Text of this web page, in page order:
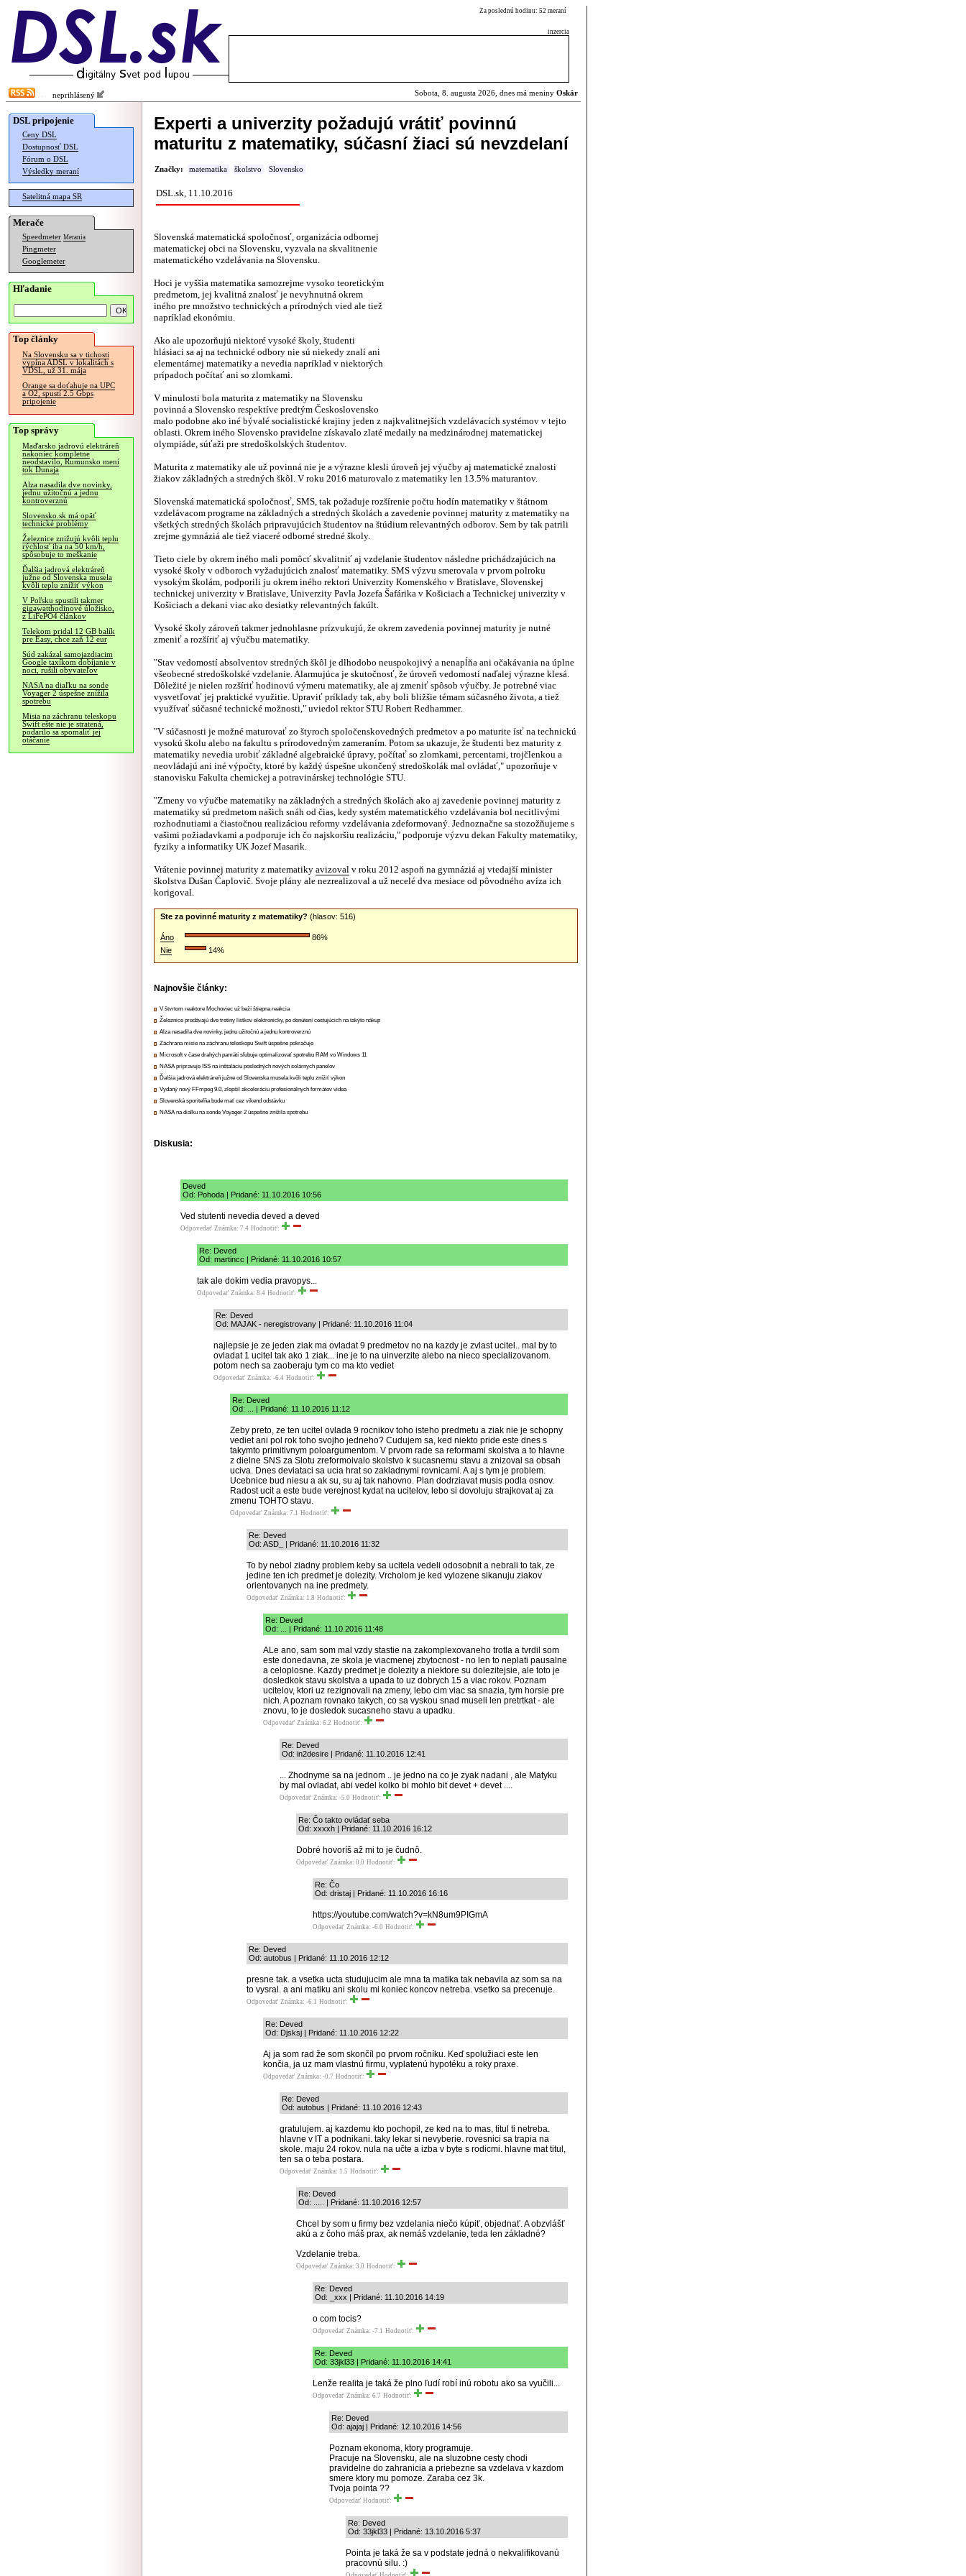
Za poslednú hodinu: 52 meraní
inzercia
neprihlásený Sobota, 8. augusta 2026, dnes má meniny Oskár
DSL pripojenie
Ceny DSL
Dostupnosť DSL
Fórum o DSL
Výsledky meraní
Satelitná mapa SR
Merače
Speedmeter Merania
Pingmeter
Googlemeter
Hľadanie
Top články
Na Slovensku sa v tichosti
vypína ADSL v lokalitách s
VDSL, už 31. mája
Orange sa doťahuje na UPC
a O2, spustí 2.5 Gbps
pripojenie
Top správy
Maďarsko jadrovú elektráreň
nakoniec kompletne
neodstavilo, Rumunsko mení
tok Dunaja
Alza nasadila dve novinky,
jednu užitočnú a jednu
kontroverznú
Slovensko.sk má opäť
technické problémy
Železnice znižujú kvôli teplu
rýchlosť iba na 50 km/h,
spôsobuje to meškanie
Ďalšia jadrová elektráreň
južne od Slovenska musela
kvôli teplu znížiť výkon
V Poľsku spustili takmer
gigawatthodinové úložisko,
z LiFePO4 článkov
Telekom pridal 12 GB balík
pre Easy, chce zaň 12 eur
Súd zakázal samojazdiacim
Google taxíkom dobíjanie v
noci, rušili obyvateľov
NASA na diaľku na sonde
Voyager 2 úspešne znížila
spotrebu
Misia na záchranu teleskopu
Swift ešte nie je stratená,
podarilo sa spomaliť jej
otáčanie
Experti a univerzity požadujú vrátiť povinnú
maturitu z matematiky, súčasní žiaci sú nevzdelaní
Značky: matematika školstvo Slovensko
DSL.sk, 11.10.2016
Slovenská matematická spoločnosť, organizácia odbornej
matematickej obci na Slovensku, vyzvala na skvalitnenie
matematického vzdelávania na Slovensku.
Hoci je vyššia matematika samozrejme vysoko teoretickým
predmetom, jej kvalitná znalosť je nevyhnutná okrem
iného pre množstvo technických a prírodných vied ale tiež
napríklad ekonómiu.
Ako ale upozorňujú niektoré vysoké školy, študenti
hlásiaci sa aj na technické odbory nie sú niekedy znalí ani
elementárnej matematiky a nevedia napríklad v niektorých
prípadoch počítať ani so zlomkami.
V minulosti bola maturita z matematiky na Slovensku
povinná a Slovensko respektíve predtým Československo
malo podobne ako iné bývalé socialistické krajiny jeden z najkvalitnejších vzdelávacích systémov v tejto
oblasti. Okrem iného Slovensko pravidelne získavalo zlaté medaily na medzinárodnej matematickej
olympiáde, súťaži pre stredoškolských študentov.
Maturita z matematiky ale už povinná nie je a výrazne klesli úroveň jej výučby aj matematické znalosti
žiakov základných a stredných škôl. V roku 2016 maturovalo z matematiky len 13.5% maturantov.
Slovenská matematická spoločnosť, SMS, tak požaduje rozšírenie počtu hodín matematiky v štátnom
vzdelávacom programe na základných a stredných školách a zavedenie povinnej maturity z matematiky na
všetkých stredných školách pripravujúcich študentov na štúdium relevantných odborov. Sem by tak patrili
zrejme gymnáziá ale tiež viaceré odborné stredné školy.
Tieto ciele by okrem iného mali pomôcť skvalitniť aj vzdelanie študentov následne prichádzajúcich na
vysoké školy v odboroch vyžadujúcich znalosť matematiky. SMS výzvu smerovala v prvom polroku
vysokým školám, podporili ju okrem iného rektori Univerzity Komenského v Bratislave, Slovenskej
technickej univerzity v Bratislave, Univerzity Pavla Jozefa Šafárika v Košiciach a Technickej univerzity v
Košiciach a dekani viac ako desiatky relevantných fakúlt.
Vysoké školy zároveň takmer jednohlasne prízvukujú, že okrem zavedenia povinnej maturity je nutné
zmeniť a rozšíriť aj výučbu matematiky.
"Stav vedomostí absolventov stredných škôl je dlhodobo neuspokojivý a nenapĺňa ani očakávania na úplne
všeobecné stredoškolské vzdelanie. Alarmujúca je skutočnosť, že úroveň vedomostí naďalej výrazne klesá.
Dôležité je nielen rozšíriť hodinovú výmeru matematiky, ale aj zmeniť spôsob výučby. Je potrebné viac
vysvetľovať jej praktické využitie. Upraviť príklady tak, aby boli bližšie témam súčasného života, a tiež
využívať súčasné technické možnosti," uviedol rektor STU Robert Redhammer.
"V súčasnosti je možné maturovať zo štyroch spoločenskovedných predmetov a po maturite ísť na technickú
vysokú školu alebo na fakultu s prírodovedným zameraním. Potom sa ukazuje, že študenti bez maturity z
matematiky nevedia urobiť základné algebraické úpravy, počítať so zlomkami, percentami, trojčlenkou a
neovládajú ani iné výpočty, ktoré by každý úspešne ukončený stredoškolák mal ovládať," upozorňuje v
stanovisku Fakulta chemickej a potravinárskej technológie STU.
"Zmeny vo výučbe matematiky na základných a stredných školách ako aj zavedenie povinnej maturity z
matematiky sú predmetom našich snáh od čias, kedy systém matematického vzdelávania bol necitlivými
rozhodnutiami a čiastočnou realizáciou reformy vzdelávania zdeformovaný. Jednoznačne sa stozožňujeme s
vašimi požiadavkami a podporuje ich čo najskoršiu realizáciu," podporuje výzvu dekan Fakulty matematiky,
fyziky a informatiky UK Jozef Masarik.
Vrátenie povinnej maturity z matematiky avizoval v roku 2012 aspoň na gymnáziá aj vtedajší minister
školstva Dušan Čaplovič. Svoje plány ale nezrealizoval a už necelé dva mesiace od pôvodného avíza ich
korigoval.
Ste za povinné maturity z matematiky? (hlasov: 516)
Áno
86%
Nie
14%
Najnovšie články:
V štvrtom reaktore Mochoviec už beží štiepna reakcia
Železnice predávajú dve tretiny lístkov elektronicky, po donútení cestujúcich na takýto nákup
Alza nasadila dve novinky, jednu užitočnú a jednu kontroverznú
Záchrana misie na záchranu teleskopu Swift úspešne pokračuje
Microsoft v čase drahých pamätí sľubuje optimalizovať spotrebu RAM vo Windows 11
NASA pripravuje ISS na inštaláciu posledných nových solárnych panelov
Ďalšia jadrová elektráreň južne od Slovenska musela kvôli teplu znížiť výkon
Vydaný nový FFmpeg 9.0, zlepšil akceleráciu profesionálnych formátov videa
Slovenská sporiteľňa bude mať cez víkend odstávku
NASA na diaľku na sonde Voyager 2 úspešne znížila spotrebu
Diskusia:
Deved
Od: Pohoda | Pridané: 11.10.2016 10:56
Ved stutenti nevedia deved a deved
Odpovedať Známka: 7.4 Hodnotiť:
Re: Deved
Od: martincc | Pridané: 11.10.2016 10:57
tak ale dokim vedia pravopys...
Odpovedať Známka: 8.4 Hodnotiť:
Re: Deved
Od: MAJAK - neregistrovany | Pridané: 11.10.2016 11:04
najlepsie je ze jeden ziak ma ovladat 9 predmetov no na kazdy je zvlast ucitel.. mal by to
ovladat 1 ucitel tak ako 1 ziak... ine je to na uinverzite alebo na nieco specializovanom.
potom nech sa zaoberaju tym co ma kto vediet
Odpovedať Známka: -6.4 Hodnotiť:
Re: Deved
Od: ... | Pridané: 11.10.2016 11:12
Zeby preto, ze ten ucitel ovlada 9 rocnikov toho isteho predmetu a ziak nie je schopny
vediet ani pol rok toho svojho jedneho? Cudujem sa, ked niekto pride este dnes s
takymto primitivnym poloargumentom. V prvom rade sa reformami skolstva a to hlavne
z dielne SNS za Slotu zreformoivalo skolstvo k sucasnemu stavu a znizoval sa obsah
uciva. Dnes deviataci sa ucia hrat so zakladnymi rovnicami. A aj s tym je problem.
Ucebnice bud niesu a ak su, su aj tak nahovno. Plan dodrziavat musis podla osnov.
Radost ucit a este bude verejnost kydat na ucitelov, lebo si dovoluju strajkovat aj za
zmenu TOHTO stavu.
Odpovedať Známka: 7.1 Hodnotiť:
Re: Deved
Od: ASD_ | Pridané: 11.10.2016 11:32
To by nebol ziadny problem keby sa ucitela vedeli odosobnit a nebrali to tak, ze
jedine ten ich predmet je dolezity. Vrcholom je ked vylozene sikanuju ziakov
orientovanych na ine predmety.
Odpovedať Známka: 1.8 Hodnotiť:
Re: Deved
Od: ... | Pridané: 11.10.2016 11:48
ALe ano, sam som mal vzdy stastie na zakomplexovaneho trotla a tvrdil som
este donedavna, ze skola je viacmenej zbytocnost - no len to neplati pausalne
a celoplosne. Kazdy predmet je dolezity a niektore su dolezitejsie, ale toto je
dosledkok stavu skolstva a upada to uz dobrych 15 a viac rokov. Poznam
ucitelov, ktori uz rezignovali na zmeny, lebo cim viac sa snazia, tym horsie pre
nich. A poznam rovnako takych, co sa vyskou snad museli len pretrtkat - ale
znovu, to je dosledok sucasneho stavu a upadku.
Odpovedať Známka: 6.2 Hodnotiť:
Re: Deved
Od: in2desire | Pridané: 11.10.2016 12:41
... Zhodnyme sa na jednom .. je jedno na co je zyak nadani , ale Matyku
by mal ovladat, abi vedel kolko bi mohlo bit devet + devet ....
Odpovedať Známka: -5.0 Hodnotiť:
Re: Čo takto ovládať seba
Od: xxxxh | Pridané: 11.10.2016 16:12
Dobré hovoríš až mi to je čudnô.
Odpovedať Známka: 0.0 Hodnotiť:
Re: Čo
Od: dristaj | Pridané: 11.10.2016 16:16
https://youtube.com/watch?v=kN8um9PIGmA
Odpovedať Známka: -6.0 Hodnotiť:
Re: Deved
Od: autobus | Pridané: 11.10.2016 12:12
presne tak. a vsetka ucta studujucim ale mna ta matika tak nebavila az som sa na
to vysral. a ani matiku ani skolu mi koniec koncov netreba. vsetko sa precenuje.
Odpovedať Známka: -6.1 Hodnotiť:
Re: Deved
Od: Djsksj | Pridané: 11.10.2016 12:22
Aj ja som rad že som skončíl po prvom ročníku. Keď spolužiaci este len
končia, ja uz mam vlastnú firmu, vyplatenú hypotéku a roky praxe.
Odpovedať Známka: -0.7 Hodnotiť:
Re: Deved
Od: autobus | Pridané: 11.10.2016 12:43
gratulujem. aj kazdemu kto pochopil, ze ked na to mas, titul ti netreba.
hlavne v IT a podnikani. taky lekar si nevyberie. rovesnici sa trapia na
skole. maju 24 rokov. nula na učte a izba v byte s rodicmi. hlavne mat titul,
ten sa o teba postara.
Odpovedať Známka: 1.5 Hodnotiť:
Re: Deved
Od: ..... | Pridané: 11.10.2016 12:57
Chcel by som u firmy bez vzdelania niečo kúpiť, objednať. A obzvlášť
akú a z čoho máš prax, ak nemáš vzdelanie, teda len základné?
Vzdelanie treba.
Odpovedať Známka: 3.0 Hodnotiť:
Re: Deved
Od: _xxx | Pridané: 11.10.2016 14:19
o com tocis?
Odpovedať Známka: -7.1 Hodnotiť:
Re: Deved
Od: 33jkl33 | Pridané: 11.10.2016 14:41
Lenže realita je taká že plno ľudí robí inú robotu ako sa vyučili...
Odpovedať Známka: 6.7 Hodnotiť:
Re: Deved
Od: ajajaj | Pridané: 12.10.2016 14:56
Poznam ekonoma, ktory programuje.
Pracuje na Slovensku, ale na sluzobne cesty chodi
pravidelne do zahranicia a priebezne sa vzdelava v kazdom
smere ktory mu pomoze. Zaraba cez 3k.
Tvoja pointa ??
Odpovedať Hodnotiť:
Re: Deved
Od: 33jkl33 | Pridané: 13.10.2016 5:37
Pointa je taká že sa v podstate jedná o nekvalifikovanú
pracovnú silu. :)